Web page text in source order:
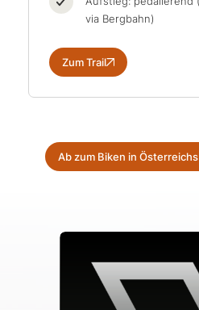
via Bergbahn)
Zum Trail
Ab zum Biken in